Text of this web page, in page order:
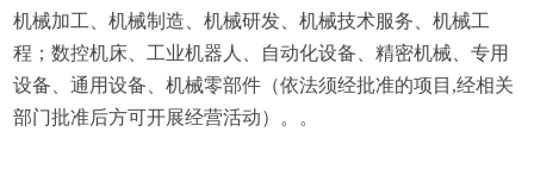
机械加工、机械制造、机械研发、机械技术服务、机械工
程；数控机床、工业机器人、自动化设备、精密机械、专用
设备、通用设备、机械零部件（依法须经批准的项目,经相关
部门批准后方可开展经营活动）。。